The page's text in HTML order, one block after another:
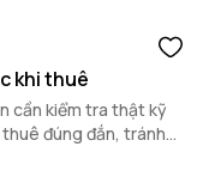
khi thuê
cần kiểm tra thật kỹ
đúng đắn, tránh